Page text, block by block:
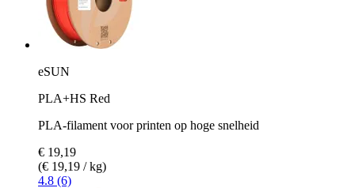
eSUN
PLA+HS Red
PLA-filament voor printen op hoge snelheid
€ 19,19
(€ 19,19 / kg)
4.8 (6)